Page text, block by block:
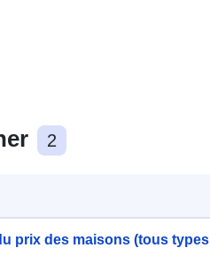
2
prix des maisons (tous types